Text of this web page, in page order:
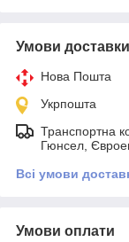
Умови доставки
Нова Пошта
Укрпошта
Транспортна
Гюнсел,
Всі умови
Умови оплати